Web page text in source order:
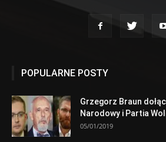
POPULARNE POSTY
Grzegorz Braun
Narodowy i Partia
05/01/2019